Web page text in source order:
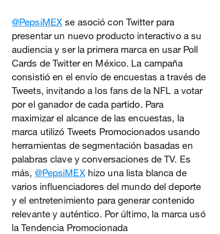
@PepsiMEX se asoció con Twitter para
presentar un nuevo producto interactivo a su
audiencia y ser la primera marca en usar Poll
Cards de Twitter en México. La campaña
consistió en el envío de encuestas a través de
Tweets, invitando a los fans de la NFL a votar
por el ganador de cada partido. Para
maximizar el alcance de las encuestas, la
marca utilizó Tweets Promocionados usando
herramientas de segmentación basadas en
palabras clave y conversaciones de TV. Es
más, @PepsiMEXhizo una lista blanca de
varios influenciadores del mundo del deporte
y el entretenimiento para generar contenido
relevante y auténtico. Por último, la marca usó
la Tendencia Promocionada